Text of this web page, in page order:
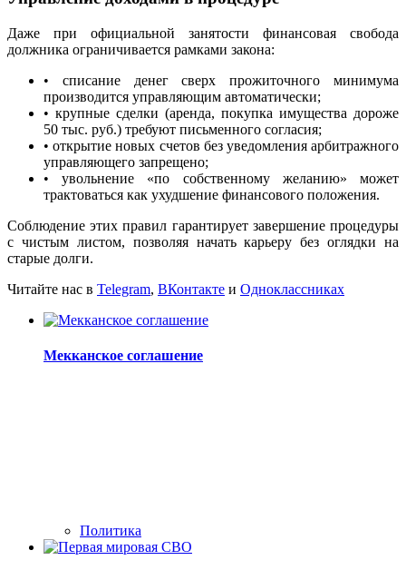
Даже при официальной занятости финансовая свобода
должника ограничивается рамками закона:
• списание денег сверх прожиточного минимума
производится управляющим автоматически;
• крупные сделки (аренда, покупка имущества дороже
50 тыс. руб.) требуют письменного согласия;
• открытие новых счетов без уведомления арбитражного
управляющего запрещено;
• увольнение «по собственному желанию» может
трактоваться как ухудшение финансового положения.
Соблюдение этих правил гарантирует завершение процедуры
с чистым листом, позволяя начать карьеру без оглядки на
старые долги.
Читайте нас в Telegram, ВКонтакте и Одноклассниках
Мекканское соглашение
Политика